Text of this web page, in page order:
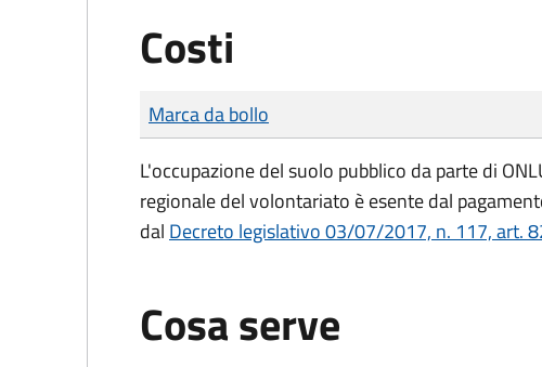
Costi
Tipo di pagamento
Importo
Marca da bollo
L'occupazione del suolo pubblico da parte di
regionale del volontariato è esente dal
dal Decreto legislativo 03/07/2017, n. 117, art.
Cosa serve